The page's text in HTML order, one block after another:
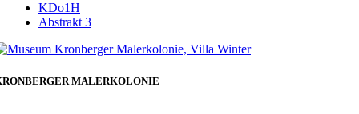
KDo1H
Abstrakt 3
MALERKOLONIE